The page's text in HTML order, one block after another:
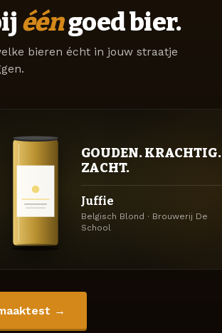
ééngoed bier.
bieren écht in jouw straatje
GOUDEN. KRACHTIG.
ZACHT.
Juffie
Belgisch Blond · Brouwerij De
School
→